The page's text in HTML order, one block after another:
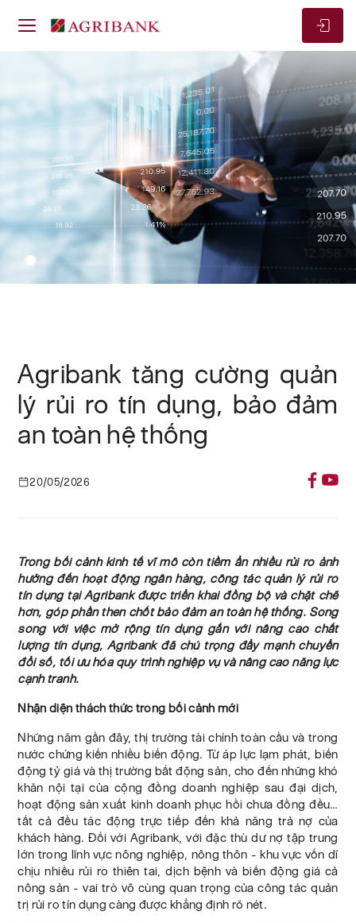
Agribank tăng cường quản
lý rủi ro tín dụng, bảo đảm
an toàn hệ thống
20/05/2026
Trong bối cảnh kinh tế vĩ mô còn tiềm ẩn nhiều rủi ro ảnh
hưởng đến hoạt động ngân hàng, công tác quản lý rủi ro
tín dụng tại Agribank được triển khai đồng bộ và chặt chẽ
hơn, góp phần then chốt bảo đảm an toàn hệ thống. Song
song với việc mở rộng tín dụng gắn với nâng cao chất
lượng tín dụng, Agribank đã chú trọng đẩy mạnh chuyển
đổi số, tối ưu hóa quy trình nghiệp vụ và nâng cao năng lực
cạnh tranh.
Nhận diện thách thức trong bối cảnh mới
Những năm gần đây, thị trường tài chính toàn cầu và trong
nước chứng kiến nhiều biến động. Từ áp lực lạm phát, biến
động tỷ giá và thị trường bất động sản, cho đến những khó
khăn nội tại của cộng đồng doanh nghiệp sau đại dịch,
hoạt động sản xuất kinh doanh phục hồi chưa đồng đều…
tất cả đều tác động trực tiếp đến khả năng trả nợ của
khách hàng. Đối với Agribank, với đặc thù dư nợ tập trung
lớn trong lĩnh vực nông nghiệp, nông thôn - khu vực vốn dĩ
chịu nhiều rủi ro thiên tai, dịch bệnh và biến động giá cả
nông sản - vai trò vô cùng quan trọng của công tác quản
trị rủi ro tín dụng càng được khẳng định rõ nét.